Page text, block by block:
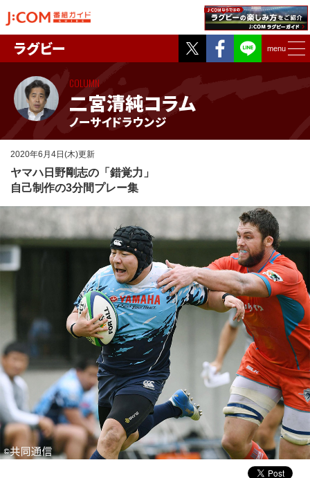
Twitter
Facebook
menu
ラグビー
二宮清純コラム
ノーサイドラウンジ
COLUMN
2020年6月4日(木)更新
ヤマハ日野剛志の「錯覚力」
自己制作の3分間プレー集